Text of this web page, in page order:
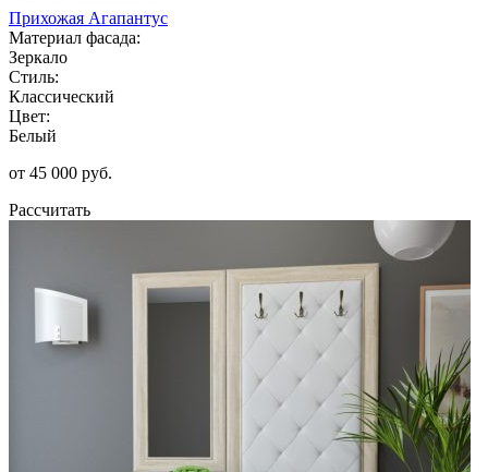
Прихожая Агапантус
Материал фасада:
Зеркало
Стиль:
Классический
Цвет:
Белый
от 45 000 руб.
Рассчитать